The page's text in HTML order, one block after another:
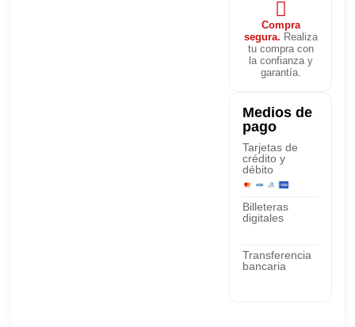
Compra
segura. Realiza
tu compra con
la confianza y
garantía.
Medios de
pago
Tarjetas de
crédito y
débito
Billeteras
digitales
Transferencia
bancaria